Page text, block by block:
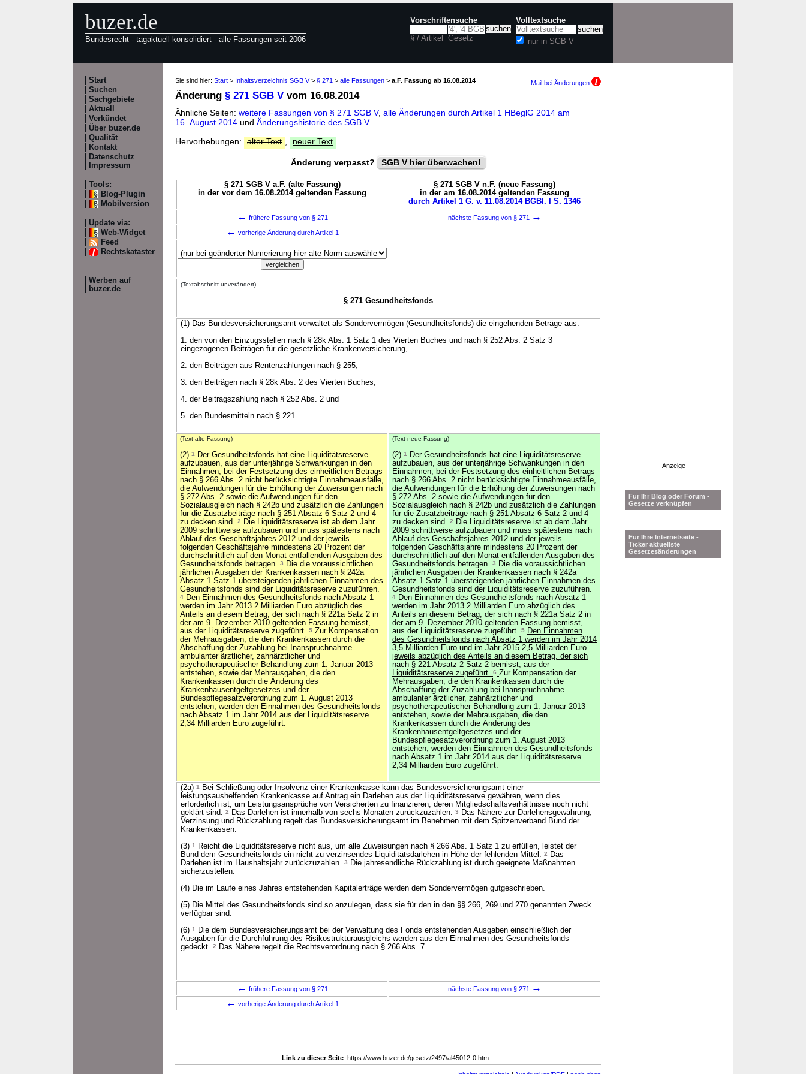
buzer.de
Bundesrecht - tagaktuell konsolidiert - alle Fassungen seit 2006
Vorschriftensuche
§ / Artikel Gesetz
Volltextsuche
nur in SGB V
Start
Suchen
Sachgebiete
Aktuell
Verkündet
Über buzer.de
Qualität
Kontakt
Datenschutz
Impressum
Tools:
Blog-Plugin
Mobilversion
Update via:
Web-Widget
Feed
Rechtskataster
Werben auf
buzer.de
Sie sind hier: Start > Inhaltsverzeichnis SGB V> § 271 > alle Fassungen > a.F. Fassung ab 16.08.2014 Mail bei Änderungen
Änderung § 271 SGB V vom 16.08.2014
Ähnliche Seiten: weitere Fassungen von § 271 SGB V, alle Änderungen durch Artikel 1 HBeglG 2014 am
16. August 2014 und Änderungshistorie des SGB V
Hervorhebungen:
alter Text neuer Text
Änderung verpasst? SGB V hier überwachen!
§ 271 SGB V a.F. (alte Fassung)
in der vor dem 16.08.2014 geltenden Fassung
§ 271 SGB V n.F. (neue Fassung)
in der am 16.08.2014 geltenden Fassung
durch Artikel 1 G. v. 11.08.2014 BGBl. I S. 1346
← frühere Fassung von § 271 nächste Fassung von § 271
→
← vorherige Änderung durch Artikel 1
(Textabschnitt unverändert)
§ 271 Gesundheitsfonds
(1) Das Bundesversicherungsamt verwaltet als Sondervermögen (Gesundheitsfonds) die eingehenden Beträge aus:
1. den von den Einzugsstellen nach § 28k Abs. 1 Satz 1 des Vierten Buches und nach § 252 Abs. 2 Satz 3
eingezogenen Beiträgen für die gesetzliche Krankenversicherung,
2. den Beiträgen aus Rentenzahlungen nach § 255,
3. den Beiträgen nach § 28k Abs. 2 des Vierten Buches,
4. der Beitragszahlung nach § 252 Abs. 2 und
5. den Bundesmitteln nach § 221.
(Text alte Fassung)
(2) 1
Der Gesundheitsfonds hat eine Liquiditätsreserve
aufzubauen, aus der unterjährige Schwankungen in den
Einnahmen, bei der Festsetzung des einheitlichen Betrags
nach § 266 Abs. 2 nicht berücksichtigte Einnahmeausfälle,
die Aufwendungen für die Erhöhung der Zuweisungen nach
§ 272 Abs. 2 sowie die Aufwendungen für den
Sozialausgleich nach § 242b und zusätzlich die Zahlungen
für die Zusatzbeiträge nach § 251 Absatz 6 Satz 2 und 4
zu decken sind. 2
Die Liquiditätsreserve ist ab dem Jahr
2009 schrittweise aufzubauen und muss spätestens nach
Ablauf des Geschäftsjahres 2012 und der jeweils
folgenden Geschäftsjahre mindestens 20 Prozent der
durchschnittlich auf den Monat entfallenden Ausgaben des
Gesundheitsfonds betragen. 3
Die die voraussichtlichen
jährlichen Ausgaben der Krankenkassen nach § 242a
Absatz 1 Satz 1 übersteigenden jährlichen Einnahmen des
Gesundheitsfonds sind der Liquiditätsreserve zuzuführen.
4 Den Einnahmen des Gesundheitsfonds nach Absatz 1
werden im Jahr 2013 2 Milliarden Euro abzüglich des
Anteils an diesem Betrag, der sich nach § 221a Satz 2 in
der am 9. Dezember 2010 geltenden Fassung bemisst,
aus der Liquiditätsreserve zugeführt. 5 Zur Kompensation
der Mehrausgaben, die den Krankenkassen durch die
Abschaffung der Zuzahlung bei Inanspruchnahme
ambulanter ärztlicher, zahnärztlicher und
psychotherapeutischer Behandlung zum 1. Januar 2013
entstehen, sowie der Mehrausgaben, die den
Krankenkassen durch die Änderung des
Krankenhausentgeltgesetzes und der
Bundespflegesatzverordnung zum 1. August 2013
entstehen, werden den Einnahmen des Gesundheitsfonds
nach Absatz 1 im Jahr 2014 aus der Liquiditätsreserve
2,34 Milliarden Euro zugeführt.
(Text neue Fassung)
(2) 1
Der Gesundheitsfonds hat eine Liquiditätsreserve
aufzubauen, aus der unterjährige Schwankungen in den
Einnahmen, bei der Festsetzung des einheitlichen Betrags
nach § 266 Abs. 2 nicht berücksichtigte Einnahmeausfälle,
die Aufwendungen für die Erhöhung der Zuweisungen nach
§ 272 Abs. 2 sowie die Aufwendungen für den
Sozialausgleich nach § 242b und zusätzlich die Zahlungen
für die Zusatzbeiträge nach § 251 Absatz 6 Satz 2 und 4
zu decken sind. 2
Die Liquiditätsreserve ist ab dem Jahr
2009 schrittweise aufzubauen und muss spätestens nach
Ablauf des Geschäftsjahres 2012 und der jeweils
folgenden Geschäftsjahre mindestens 20 Prozent der
durchschnittlich auf den Monat entfallenden Ausgaben des
Gesundheitsfonds betragen. 3
Die die voraussichtlichen
jährlichen Ausgaben der Krankenkassen nach § 242a
Absatz 1 Satz 1 übersteigenden jährlichen Einnahmen des
Gesundheitsfonds sind der Liquiditätsreserve zuzuführen.
4 Den Einnahmen des Gesundheitsfonds nach Absatz 1
werden im Jahr 2013 2 Milliarden Euro abzüglich des
Anteils an diesem Betrag, der sich nach § 221a Satz 2 in
der am 9. Dezember 2010 geltenden Fassung bemisst,
aus der Liquiditätsreserve zugeführt. 5 Den Einnahmen
des Gesundheitsfonds nach Absatz 1 werden im Jahr 2014
3,5 Milliarden Euro und im Jahr 2015 2,5 Milliarden Euro
jeweils abzüglich des Anteils an diesem Betrag, der sich
nach § 221 Absatz 2 Satz 2 bemisst, aus der
Liquiditätsreserve zugeführt. 6 Zur Kompensation der
Mehrausgaben, die den Krankenkassen durch die
Abschaffung der Zuzahlung bei Inanspruchnahme
ambulanter ärztlicher, zahnärztlicher und
psychotherapeutischer Behandlung zum 1. Januar 2013
entstehen, sowie der Mehrausgaben, die den
Krankenkassen durch die Änderung des
Krankenhausentgeltgesetzes und der
Bundespflegesatzverordnung zum 1. August 2013
entstehen, werden den Einnahmen des Gesundheitsfonds
nach Absatz 1 im Jahr 2014 aus der Liquiditätsreserve
2,34 Milliarden Euro zugeführt.
(2a) 1
Bei Schließung oder Insolvenz einer Krankenkasse kann das Bundesversicherungsamt einer
leistungsaushelfenden Krankenkasse auf Antrag ein Darlehen aus der Liquiditätsreserve gewähren, wenn dies
erforderlich ist, um Leistungsansprüche von Versicherten zu finanzieren, deren Mitgliedschaftsverhältnisse noch nicht
geklärt sind. 2 Das Darlehen ist innerhalb von sechs Monaten zurückzuzahlen. 3
Das Nähere zur Darlehensgewährung,
Verzinsung und Rückzahlung regelt das Bundesversicherungsamt im Benehmen mit dem Spitzenverband Bund der
Krankenkassen.
(3) 1
Reicht die Liquiditätsreserve nicht aus, um alle Zuweisungen nach § 266 Abs. 1 Satz 1 zu erfüllen, leistet der
Bund dem Gesundheitsfonds ein nicht zu verzinsendes Liquiditätsdarlehen in Höhe der fehlenden Mittel. 2
Das
Darlehen ist im Haushaltsjahr zurückzuzahlen. 3
Die jahresendliche Rückzahlung ist durch geeignete Maßnahmen
sicherzustellen.
(4) Die im Laufe eines Jahres entstehenden Kapitalerträge werden dem Sondervermögen gutgeschrieben.
(5) Die Mittel des Gesundheitsfonds sind so anzulegen, dass sie für den in den §§ 266, 269 und 270 genannten Zweck
verfügbar sind.
(6) 1
Die dem Bundesversicherungsamt bei der Verwaltung des Fonds entstehenden Ausgaben einschließlich der
Ausgaben für die Durchführung des Risikostrukturausgleichs werden aus den Einnahmen des Gesundheitsfonds
gedeckt. 2 Das Nähere regelt die Rechtsverordnung nach § 266 Abs. 7.
← frühere Fassung von § 271 nächste Fassung von § 271
→
← vorherige Änderung durch Artikel 1
Link zu dieser Seite: https://www.buzer.de/gesetz/2497/al45012-0.htm
Anzeige
Für Ihr Blog oder Forum -
Gesetze verknüpfen
Für Ihre Internetseite -
Ticker aktuellste
Gesetzesänderungen